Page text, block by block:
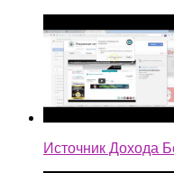
Источник Дохода